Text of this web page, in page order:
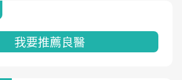
我要推薦良醫